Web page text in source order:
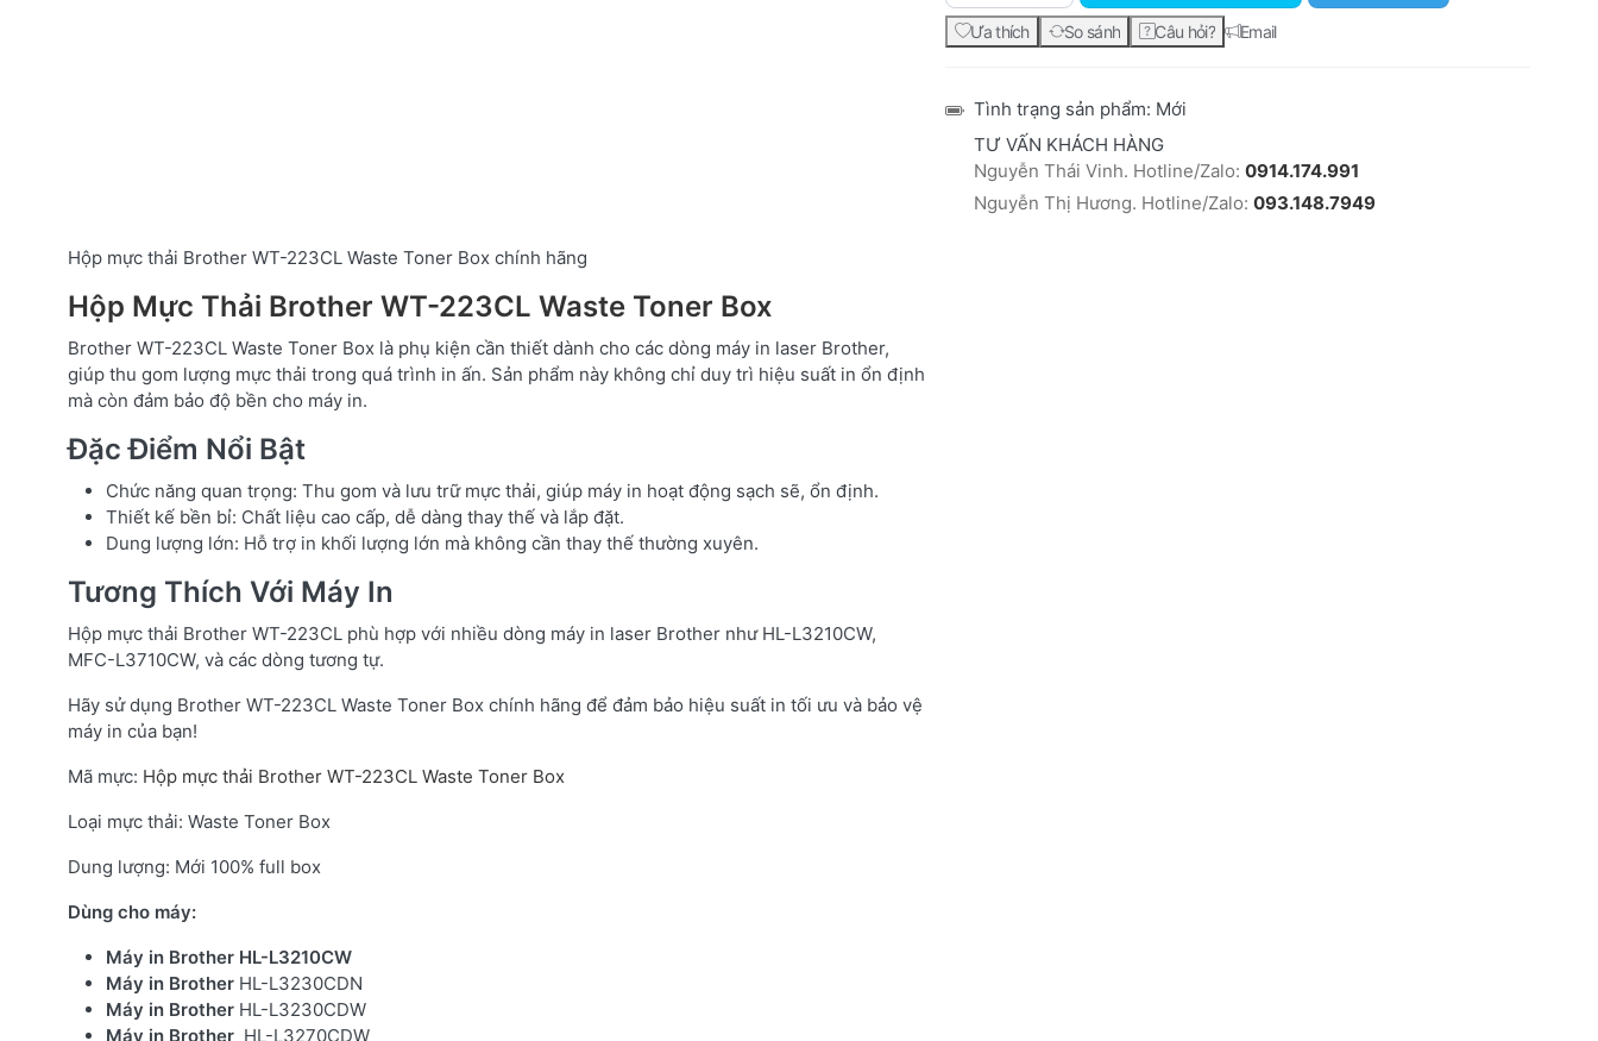
Ưa thích So sánh Câu hỏi? Email
Tình trạng sản phẩm: Mới
TƯ VẤN KHÁCH HÀNG
Nguyễn Thái Vinh. Hotline/Zalo: 0914.174.991
Nguyễn Thị Hương. Hotline/Zalo: 093.148.7949
Hộp mực thải Brother WT-223CL Waste Toner Box chính hãng
Hộp Mực Thải Brother WT-223CL Waste Toner Box
Brother WT-223CL Waste Toner Box là phụ kiện cần thiết dành cho các dòng máy in laser Brother,
giúp thu gom lượng mực thải trong quá trình in ấn. Sản phẩm này không chỉ duy trì hiệu suất in ổn định
mà còn đảm bảo độ bền cho máy in.
Đặc Điểm Nổi Bật
Chức năng quan trọng: Thu gom và lưu trữ mực thải, giúp máy in hoạt động sạch sẽ, ổn định.
Thiết kế bền bỉ: Chất liệu cao cấp, dễ dàng thay thế và lắp đặt.
Dung lượng lớn: Hỗ trợ in khối lượng lớn mà không cần thay thế thường xuyên.
Tương Thích Với Máy In
Hộp mực thải Brother WT-223CL phù hợp với nhiều dòng máy in laser Brother như HL-L3210CW,
MFC-L3710CW, và các dòng tương tự.
Hãy sử dụng Brother WT-223CL Waste Toner Box chính hãng để đảm bảo hiệu suất in tối ưu và bảo vệ
máy in của bạn!
​Mã mực: Hộp mực thải Brother WT-223CL Waste Toner Box
Loại mực thải: Waste Toner Box
Dung lượng: Mới 100% full box
Dùng cho máy:
Máy in Brother HL-L3210CW
Máy in Brother HL-L3230CDN
Máy in Brother HL-L3230CDW
Máy in Brother HL-L3270CDW